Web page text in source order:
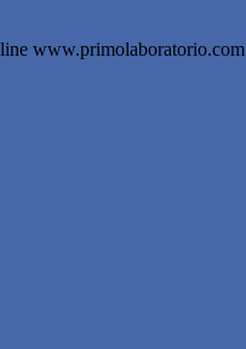
www.primolaboratorio.com